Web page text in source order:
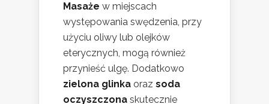
Masaże w miejscach
występowania swędzenia, przy
użyciu oliwy lub olejków
eterycznych, mogą również
przynieść ulgę. Dodatkowo
zielona glinka oraz soda
oczyszczona skutecznie